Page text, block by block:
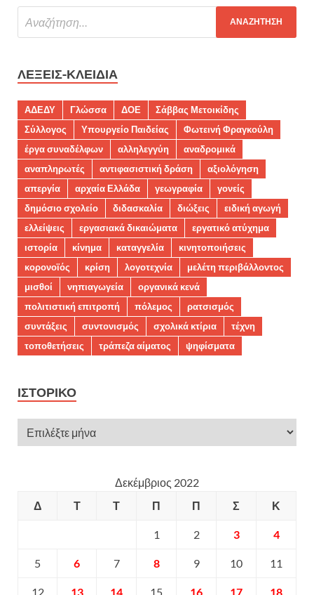
ΛΈΞΕΙΣ-ΚΛΕΙΔΙΆ
ΑΔΕΔΥ Γλώσσα ΔΟΕ
Σάββας Μετοικίδης
Σύλλογος
Υπουργείο Παιδείας
Φωτεινή Φραγκούλη
έργα συναδέλφων
αλληλεγγύη
αναδρομικά
αναπληρωτές
αντιφασιστική δράση
αξιολόγηση
απεργία
αρχαία Ελλάδα γεωγραφία
γονείς
δημόσιο σχολείο
διδασκαλία διώξεις
ειδική αγωγή
ελλείψεις
εργασιακά δικαιώματα
εργατικό ατύχημα
ιστορία
κίνημα καταγγελία
κινητοποιήσεις
κορονοϊός
κρίση λογοτεχνία
μελέτη περιβάλλοντος
μισθοί
νηπιαγωγεία
οργανικά κενά
πολιτιστική επιτροπή
πόλεμος
ρατσισμός
συντάξεις
συντονισμός σχολικά κτίρια
τέχνη
τοποθετήσεις
τράπεζα αίματος ψηφίσματα
ΙΣΤΟΡΙΚΌ
Δεκέμβριος 2022
Δ
Τ Τ Π Π Σ Κ
1 2 3 4
5 6 7 8 9 10 11
12 13 14 15 16 17 18